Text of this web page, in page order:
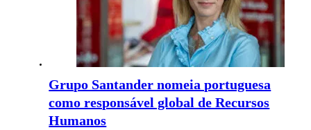
Grupo Santander nomeia portuguesa
como responsável global de Recursos
Humanos